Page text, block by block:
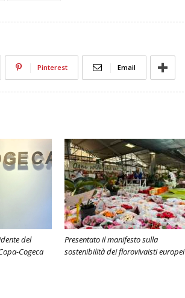
Pinterest Email
del
Cogeca
Presentato il manifesto sulla
sostenibilità dei florovivaisti europei